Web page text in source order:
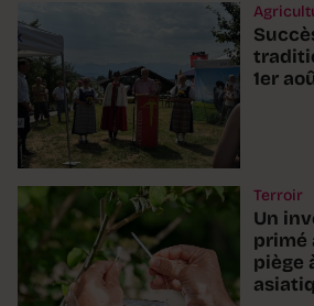
1er
Terroir
Un
primé
piège